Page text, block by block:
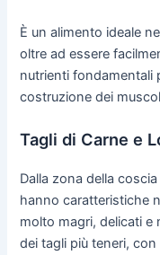
È un alimento ideale
oltre ad essere
nutrienti fondamentali
costruzione dei
Tagli di Carne e
Dalla zona della
hanno caratteristiche
molto magri, delicati e
dei tagli più teneri,